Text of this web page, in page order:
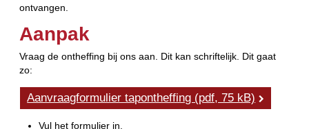
ontvangen.
Aanpak
Vraag de ontheffing bij ons aan. Dit kan schriftelijk. Dit gaat
zo:
Aanvraagformulier tapontheffing (pdf, 75 kB)
Vul het formulier in.